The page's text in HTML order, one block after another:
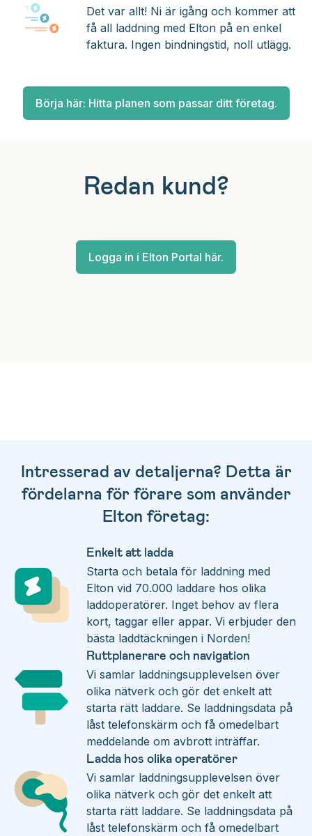
Det var allt! Ni är igång och kommer att
få all laddning med Elton på en enkel
faktura. Ingen bindningstid, noll utlägg.
Börja här: Hitta planen som passar ditt företag.
Redan kund?
Logga in i Elton Portal här.
Intresserad av detaljerna? Detta är
fördelarna för förare som använder
Elton företag:
Enkelt att ladda
Starta och betala för laddning med
Elton vid 70.000 laddare hos olika
laddoperatörer. Inget behov av flera
kort, taggar eller appar. Vi erbjuder den
bästa laddtäckningen i Norden!
Ruttplanerare och navigation
Vi samlar laddningsupplevelsen över
olika nätverk och gör det enkelt att
starta rätt laddare. Se laddningsdata på
låst telefonskärm och få omedelbart
meddelande om avbrott inträffar.
Ladda hos olika operatörer
Vi samlar laddningsupplevelsen över
olika nätverk och gör det enkelt att
starta rätt laddare. Se laddningsdata på
låst telefonskärm och få omedelbart